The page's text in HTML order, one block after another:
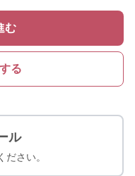
む
る
ル
ださい。